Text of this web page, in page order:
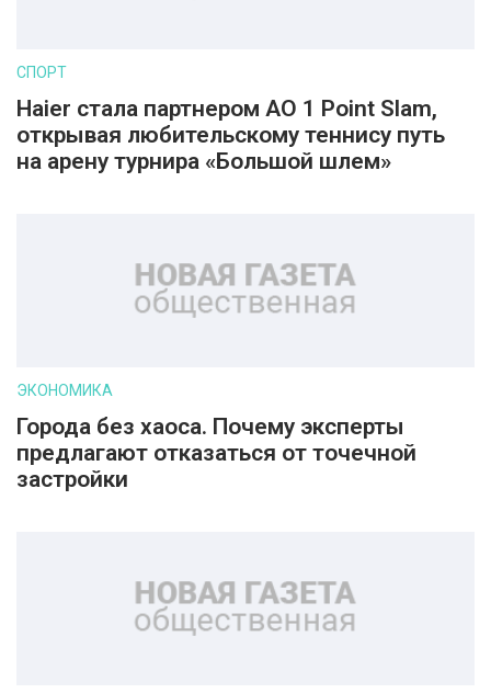
СПОРТ
Haier стала партнером AO 1 Point Slam,
открывая любительскому теннису путь
на арену турнира «Большой шлем»
ЭКОНОМИКА
Города без хаоса. Почему эксперты
предлагают отказаться от точечной
застройки